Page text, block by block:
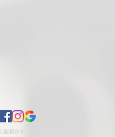
©版權所有